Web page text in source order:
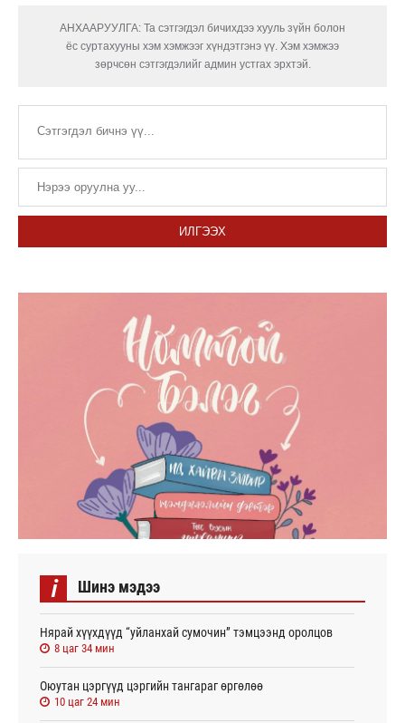
АНХААРУУЛГА: Та сэтгэгдэл бичихдээ хууль зүйн болон
ёс суртахууны хэм хэмжээг хүндэтгэнэ үү. Хэм хэмжээ
зөрчсөн сэтгэгдэлийг админ устгах эрхтэй.
ИЛГЭЭХ
i Шинэ мэдээ
Нярай хүүхдүүд “уйланхай сумочин” тэмцээнд оролцов
8 цаг 34 мин
Оюутан цэргүүд цэргийн тангараг өргөлөө
10 цаг 24 мин